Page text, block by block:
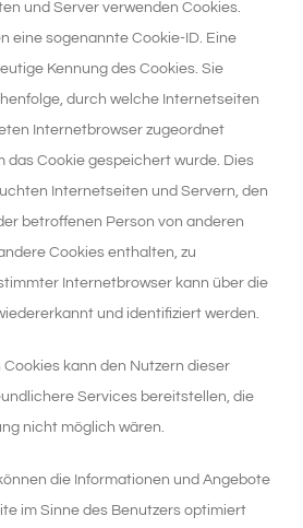
und Server verwenden Cookies.
eine sogenannte Cookie-ID. Eine
Kennung des Cookies. Sie
durch welche Internetseiten
Internetbrowser zugeordnet
das Cookie gespeichert wurde. Dies
Internetseiten und Servern, den
betroffenen Person von anderen
Cookies enthalten, zu
Internetbrowser kann über die
und identifiziert werden.
Cookies kann den Nutzern dieser
Services bereitstellen, die
nicht möglich wären.
die Informationen und Angebote
im Sinne des Benutzers optimiert